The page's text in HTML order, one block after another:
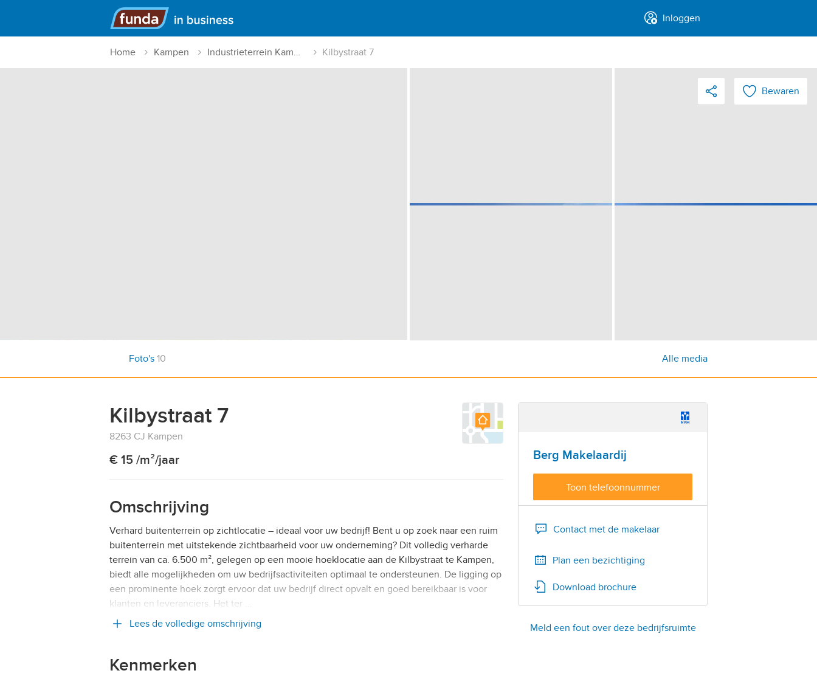
Hoofdmenu
Inloggen
Home Kampen Industrieterrein Kampen Kilbystraat 7
Bewaren
Foto's 10 Alle media
Kilbystraat 7
8263 CJ Kampen
€ 15 /m²/jaar
Omschrijving
Verhard buitenterrein op zichtlocatie – ideaal voor uw bedrijf! Bent u op zoek naar een ruim
buitenterrein met uitstekende zichtbaarheid voor uw onderneming? Dit volledig verharde
terrein van ca. 6.500 m², gelegen op een mooie hoeklocatie aan de Kilbystraat te Kampen,
biedt alle mogelijkheden om uw bedrijfsactiviteiten optimaal te ondersteunen. De ligging op
een prominente hoek zorgt ervoor dat uw bedrijf direct opvalt en goed bereikbaar is voor
klanten en leveranciers. Het ter …
Lees de volledige omschrijving
Kenmerken
Berg Makelaardij
Toon telefoonnummer
Contact met de makelaar
Plan een bezichtiging
Download brochure
Meld een fout over deze bedrijfsruimte